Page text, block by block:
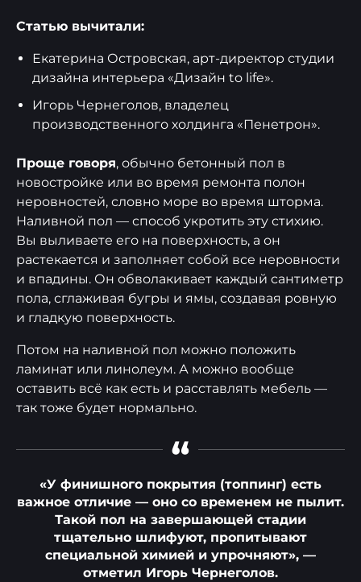
Статью вычитали:
Екатерина Островская, арт-директор студии
дизайна интерьера «Дизайн to life».
Игорь Чернеголов, владелец
производственного холдинга «Пенетрон».
Проще говоря, обычно бетонный пол в
новостройке или во время ремонта полон
неровностей, словно море во время шторма.
Наливной пол — способ укротить эту стихию.
Вы выливаете его на поверхность, а он
растекается и заполняет собой все неровности
и впадины. Он обволакивает каждый сантиметр
пола, сглаживая бугры и ямы, создавая ровную
и гладкую поверхность.
Потом на наливной пол можно положить
ламинат или линолеум. А можно вообще
оставить всё как есть и расставлять мебель —
так тоже будет нормально.
“
«У финишного покрытия (топпинг) есть
важное отличие — оно со временем не пылит.
Такой пол на завершающей стадии
тщательно шлифуют, пропитывают
специальной химией и упрочняют», —
отметил Игорь Чернеголов.